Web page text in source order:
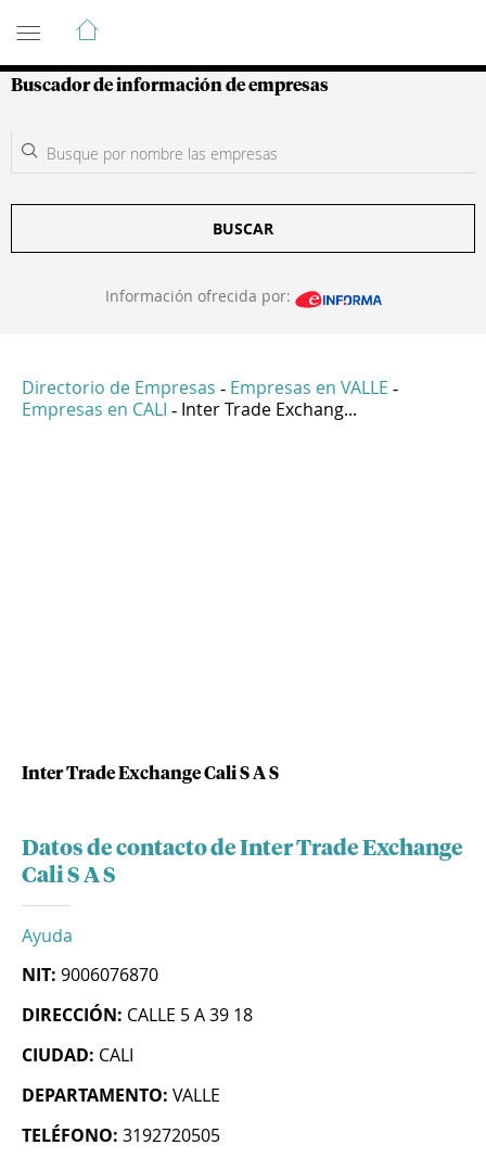
Guía de Empresas Colombianas
Buscador de información de empresas
BUSCAR
Información ofrecida por:
Directorio de Empresas - Empresas en VALLE -
Empresas en CALI - Inter Trade Exchang...
Inter Trade Exchange Cali S A S
Datos de contacto de Inter Trade Exchange
Cali S A S
Ayuda
NIT: 9006076870
DIRECCIÓN: CALLE 5 A 39 18
CIUDAD: CALI
DEPARTAMENTO: VALLE
TELÉFONO: 3192720505